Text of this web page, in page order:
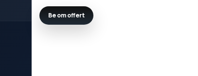
Be om offert